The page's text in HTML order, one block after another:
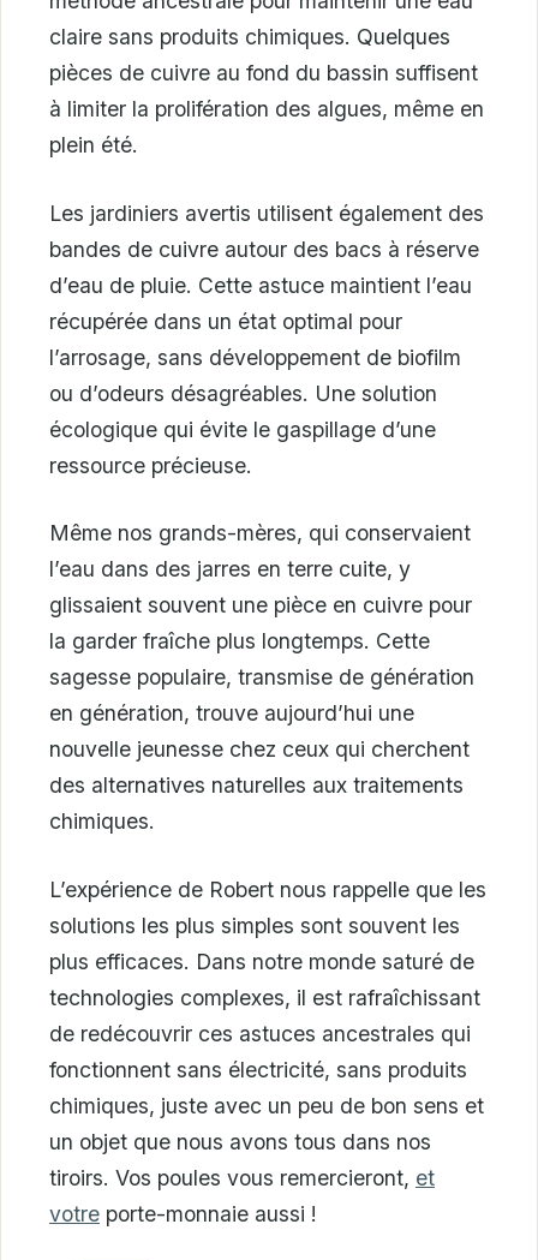
claire sans produits chimiques. Quelques
pièces de cuivre au fond du bassin suffisent
à limiter la prolifération des algues, même en
plein été.
Les jardiniers avertis utilisent également des
bandes de cuivre autour des bacs à réserve
d’eau de pluie. Cette astuce maintient l’eau
récupérée dans un état optimal pour
l’arrosage, sans développement de biofilm
ou d’odeurs désagréables. Une solution
écologique qui évite le gaspillage d’une
ressource précieuse.
Même nos grands-mères, qui conservaient
l’eau dans des jarres en terre cuite, y
glissaient souvent une pièce en cuivre pour
la garder fraîche plus longtemps. Cette
sagesse populaire, transmise de génération
en génération, trouve aujourd’hui une
nouvelle jeunesse chez ceux qui cherchent
des alternatives naturelles aux traitements
chimiques.
L’expérience de Robert nous rappelle que les
solutions les plus simples sont souvent les
plus efficaces. Dans notre monde saturé de
technologies complexes, il est rafraîchissant
de redécouvrir ces astuces ancestrales qui
fonctionnent sans électricité, sans produits
chimiques, juste avec un peu de bon sens et
un objet que nous avons tous dans nos
tiroirs. Vos poules vous remercieront, et
votre porte-monnaie aussi !